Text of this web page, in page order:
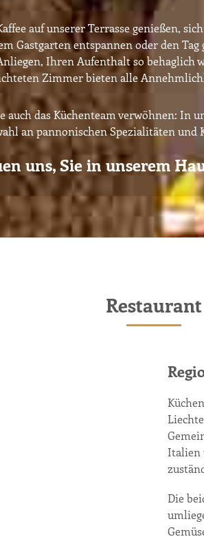
auf unserer Terrasse genießen,
Gastgarten entspannen oder den
Ihren Aufenthalt so behaglich
Zimmer bieten alle
auch das Küchenteam verwöhnen: In
an pannonischen Spezialitäten und
uns, Sie in unserem
Restaurant
Italien
Die